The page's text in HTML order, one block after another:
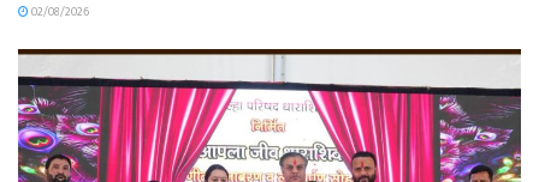
02/08/2026